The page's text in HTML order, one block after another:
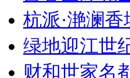
杭派·滟澜香
绿地迎江世
财和世家名